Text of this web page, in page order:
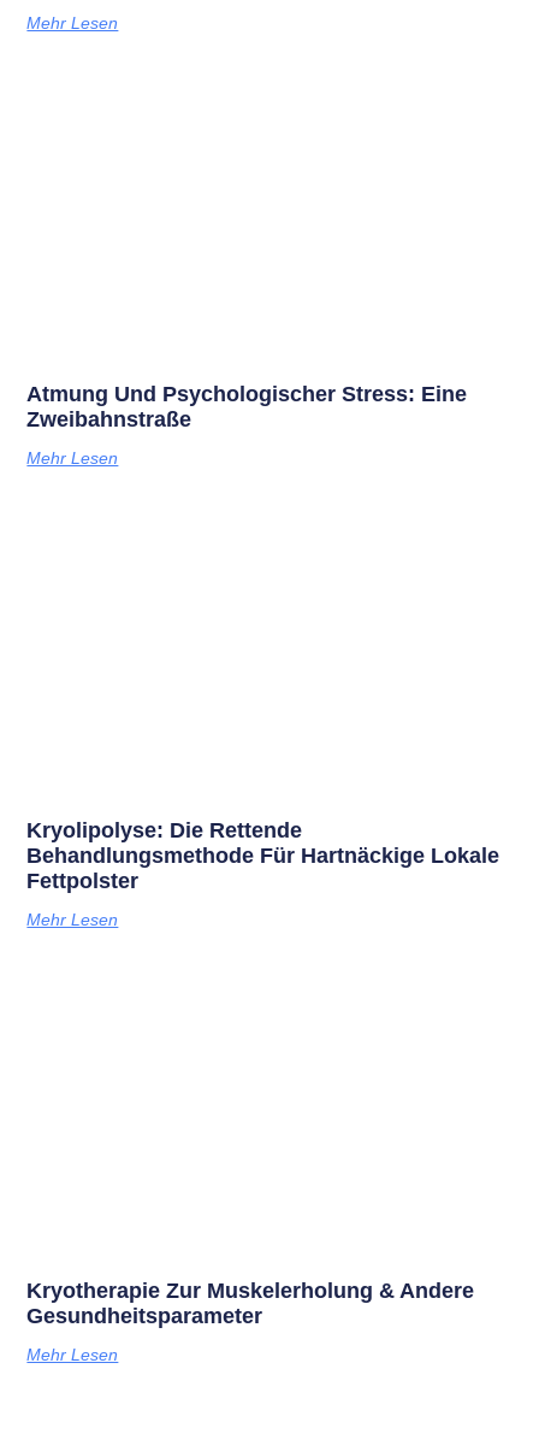
Mehr Lesen
Atmung Und Psychologischer Stress: Eine
Zweibahnstraße
Mehr Lesen
Kryolipolyse: Die Rettende
Behandlungsmethode Für Hartnäckige Lokale
Fettpolster
Mehr Lesen
Kryotherapie Zur Muskelerholung & Andere
Gesundheitsparameter
Mehr Lesen